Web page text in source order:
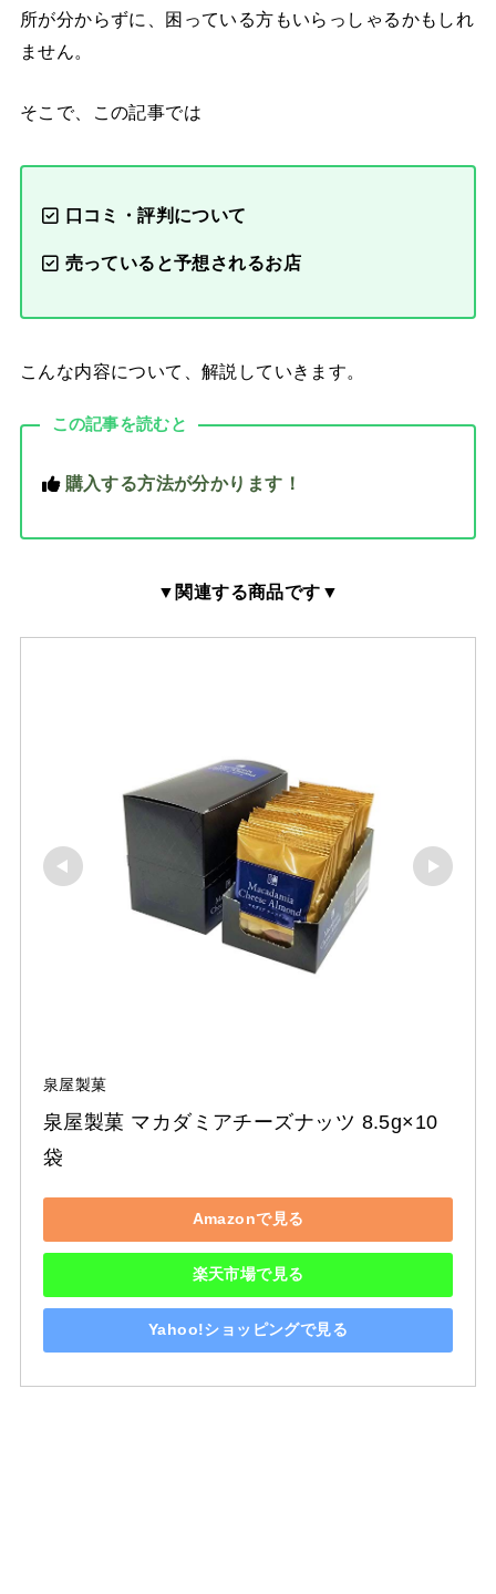
所が分からずに、困っている方もいらっしゃるかもしれ
ません。
そこで、この記事では
口コミ・評判について
売っていると予想されるお店
こんな内容について、解説していきます。
この記事を読むと
購入する方法が分かります！
▼関連する商品です▼
泉屋製菓
泉屋製菓 マカダミアチーズナッツ 8.5g×10
袋
Amazonで見る
楽天市場で見る
Yahoo!ショッピングで見る